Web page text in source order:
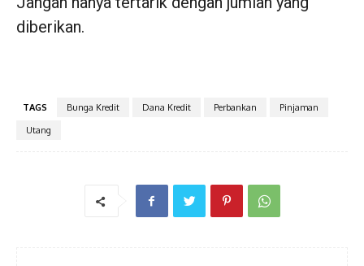
diberikan.
TAGS Bunga Kredit Dana Kredit Perbankan
Pinjaman
Utang